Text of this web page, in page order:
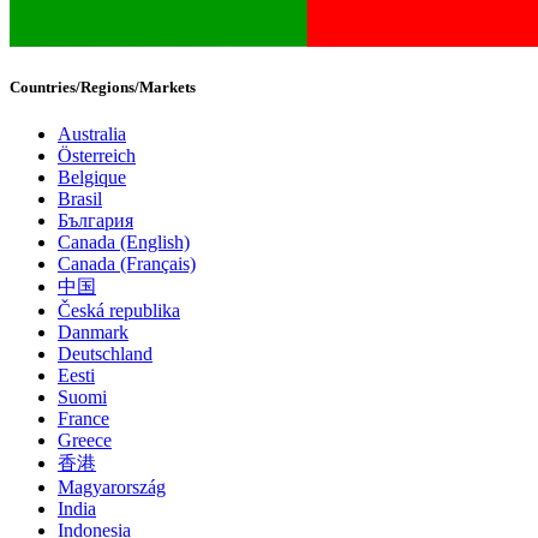
Countries/Regions/Markets
Australia
Österreich
Belgique
Brasil
България
Canada (English)
Canada (Français)
中国
Česká republika
Danmark
Deutschland
Eesti
Suomi
France
Greece
香港
Magyarország
India
Indonesia